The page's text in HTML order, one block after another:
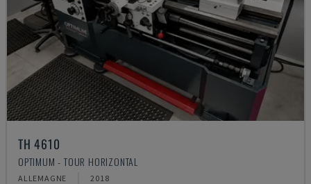
TH 4610
OPTIMUM - TOUR HORIZONTAL
ALLEMAGNE 2018